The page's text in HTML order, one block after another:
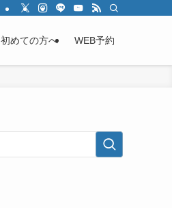
初めての方へ WEB予約